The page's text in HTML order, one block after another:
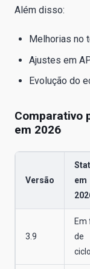
Além disso:
Melhorias no
Ajustes em
Evolução do
Comparativo
em 2026
Versão
em
3.9
Em
de
ciclo